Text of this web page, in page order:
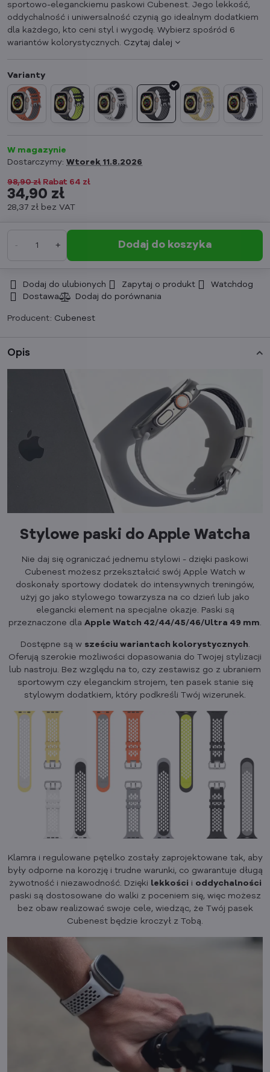
sportowo-eleganckiemu paskowi Cubenest. Jego lekkość,
oddychalność i uniwersalność czynią go idealnym dodatkiem
dla każdego, kto ceni styl i wygodę. Wybierz spośród 6
wariantów kolorystycznych. Czytaj dalej
W magazynie
Dostarczymy: Wtorek 11.8.2026
98,90 zł Rabat 64 zł
34,90 zł
28,37 zł bez VAT
Dodaj do koszyka
Dodaj do ulubionych Zapytaj o produkt
Watchdog
Dostawa
Producent: Cubenest
Opis
Stylowe paski do Apple Watcha
Nie daj się ograniczać jednemu stylowi - dzięki paskowi
Cubenest możesz przekształcić swój Apple Watch w
doskonały sportowy dodatek do intensywnych treningów,
użyj go jako stylowego towarzysza na co dzień lub jako
elegancki element na specjalne okazje. Paski są
przeznaczone dla Apple Watch 42/44/45/46/Ultra 49 mm.
Dostępne są w sześciu wariantach kolorystycznych.
Oferują szerokie możliwości dopasowania do Twojej stylizacji
lub nastroju. Bez względu na to, czy zestawisz go z ubraniem
sportowym czy eleganckim strojem, ten pasek stanie się
stylowym dodatkiem, który podkreśli Twój wizerunek.
Klamra i regulowane pętelko zostały zaprojektowane tak, aby
były odporne na korozję i trudne warunki, co gwarantuje długą
żywotność i niezawodność. Dzięki lekkości i oddychalności
paski są dostosowane do walki z poceniem się, więc możesz
bez obaw realizować swoje cele, wiedząc, że Twój pasek
Cubenest będzie kroczył z Tobą.